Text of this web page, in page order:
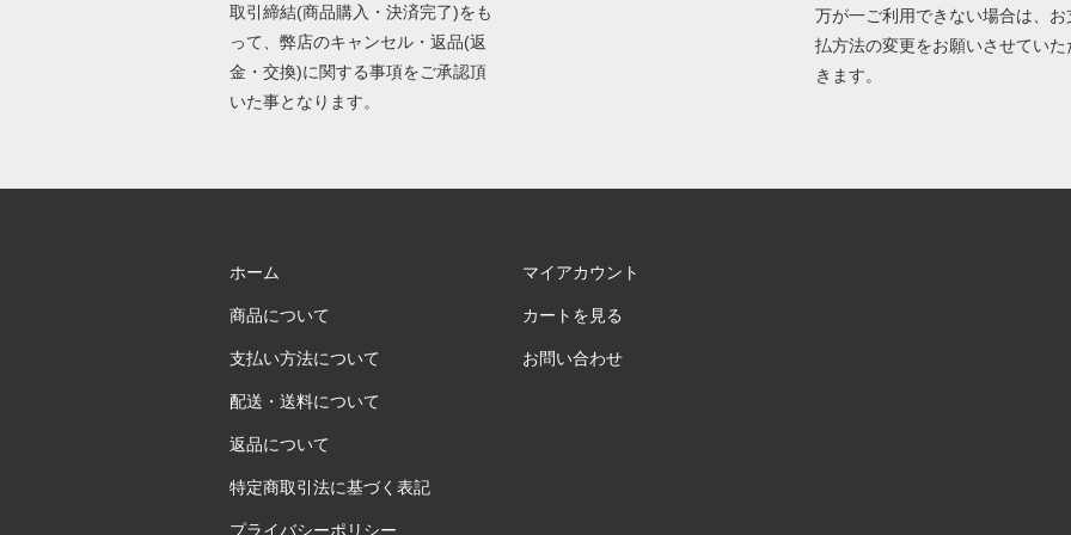
取引締結(商品購入・決済完了)をも
って、弊店のキャンセル・返品(返
金・交換)に関する事項をご承認頂
いた事となります。
万が一ご利用できない場合は、お
払方法の変更をお願いさせていた
きます。
ホーム
商品について
支払い方法について
配送・送料について
返品について
特定商取引法に基づく表記
プライバシーポリシー
マイアカウント
カートを見る
お問い合わせ